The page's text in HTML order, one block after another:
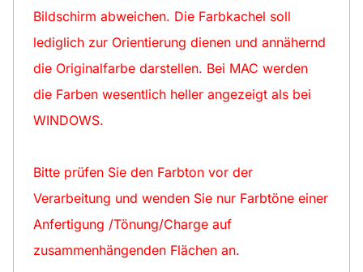
Bildschirm abweichen. Die Farbkachel soll
lediglich zur Orientierung dienen und annähernd
die Originalfarbe darstellen. Bei MAC werden
die Farben wesentlich heller angezeigt als bei
WINDOWS.
Bitte prüfen Sie den Farbton vor der
Verarbeitung und wenden Sie nur Farbtöne einer
Anfertigung /Tönung/Charge auf
zusammenhängenden Flächen an.